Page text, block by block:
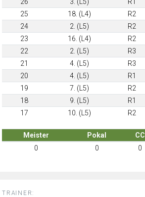
25
18. (L4) R2
24
2. (L5) R2
23
16. (L4) R2
22
2. (L5) R3
21
4. (L5) R3
20
4. (L5) R1
19
7. (L5) R2
18
9. (L5) R1
17
10. (L5) R2
Meister Pokal CC
0
0 0
TRAINER: